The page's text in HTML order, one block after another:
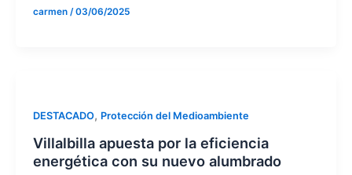
carmen /03/06/2025
DESTACADO, Protección del Medioambiente
Villalbilla apuesta por la eficiencia
energética con su nuevo alumbrado